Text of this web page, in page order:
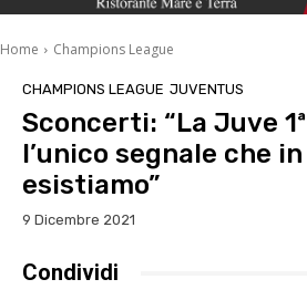
Home Champions League
CHAMPIONS LEAGUE JUVENTUS
Sconcerti: “La Juve
l’unico segnale che
esistiamo”
9 Dicembre 2021
Condividi